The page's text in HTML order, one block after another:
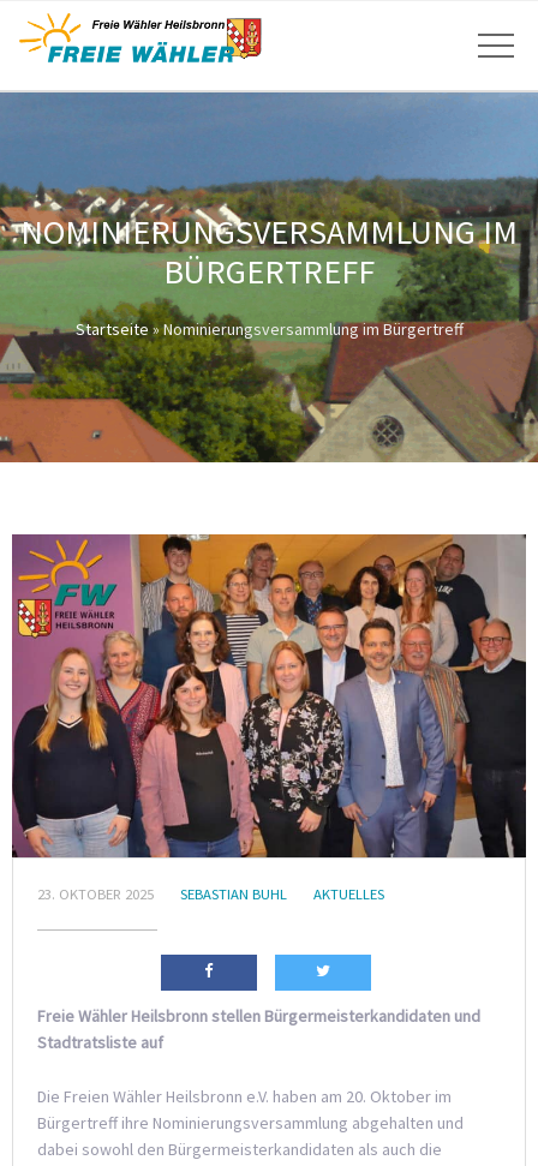
NOMINIERUNGSVERSAMMLUNG IM
BÜRGERTREFF
Startseite»Nominierungsversammlung im Bürgertreff
23. OKTOBER 2025 SEBASTIAN BUHL AKTUELLES
Freie Wähler Heilsbronn stellen Bürgermeisterkandidaten und
Stadtratsliste auf
Die Freien Wähler Heilsbronn e.V. haben am 20. Oktober im
Bürgertreff ihre Nominierungsversammlung abgehalten und
dabei sowohl den Bürgermeisterkandidaten als auch die